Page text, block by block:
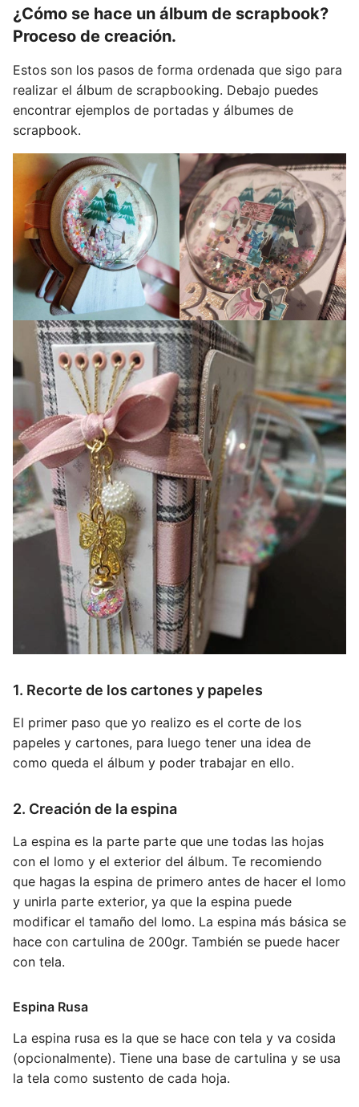
¿Cómo se hace un álbum de scrapbook?
Proceso de creación.
Estos son los pasos de forma ordenada que sigo para
realizar el álbum de scrapbooking. Debajo puedes
encontrar ejemplos de portadas y álbumes de
scrapbook.
1. Recorte de los cartones y papeles
El primer paso que yo realizo es el corte de los
papeles y cartones, para luego tener una idea de
como queda el álbum y poder trabajar en ello.
2. Creación de la espina
La espina es la parte parte que une todas las hojas
con el lomo y el exterior del álbum. Te recomiendo
que hagas la espina de primero antes de hacer el lomo
y unirla parte exterior, ya que la espina puede
modificar el tamaño del lomo. La espina más básica se
hace con cartulina de 200gr. También se puede hacer
con tela.
Espina Rusa
La espina rusa es la que se hace con tela y va cosida
(opcionalmente). Tiene una base de cartulina y se usa
la tela como sustento de cada hoja.